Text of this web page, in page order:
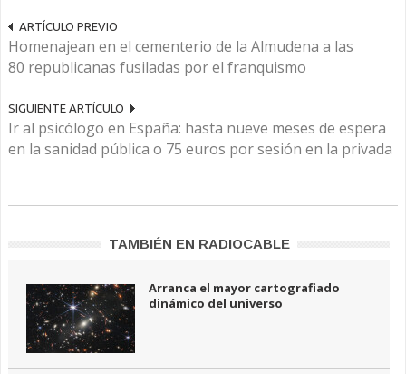
ARTÍCULO PREVIO
Homenajean en el cementerio de la Almudena a las
80 republicanas fusiladas por el franquismo
SIGUIENTE ARTÍCULO
Ir al psicólogo en España: hasta nueve meses de espera
en la sanidad pública o 75 euros por sesión en la privada
TAMBIÉN EN RADIOCABLE
Arranca el mayor cartografiado
dinámico del universo